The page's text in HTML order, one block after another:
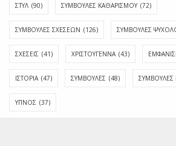
ΣΤΥΛ (90) ΣΥΜΒΟΥΛΕΣ ΚΑΘΑΡΙΣΜΟΥ (72)
ΣΥΜΒΟΥΛΕΣ ΣΧΕΣΕΩΝ (126) ΣΥΜΒΟΥΛΕΣ
ΣΧΕΣΕΙΣ (41) ΧΡΙΣΤΟΥΓΕΝΝΑ (43)
ΙΣΤΟΡΊΑ (47) ΣΥΜΒΟΥΛΈΣ (48) ΣΥΜΒΟΥΛΈΣ
ΎΠΝΟΣ (37)